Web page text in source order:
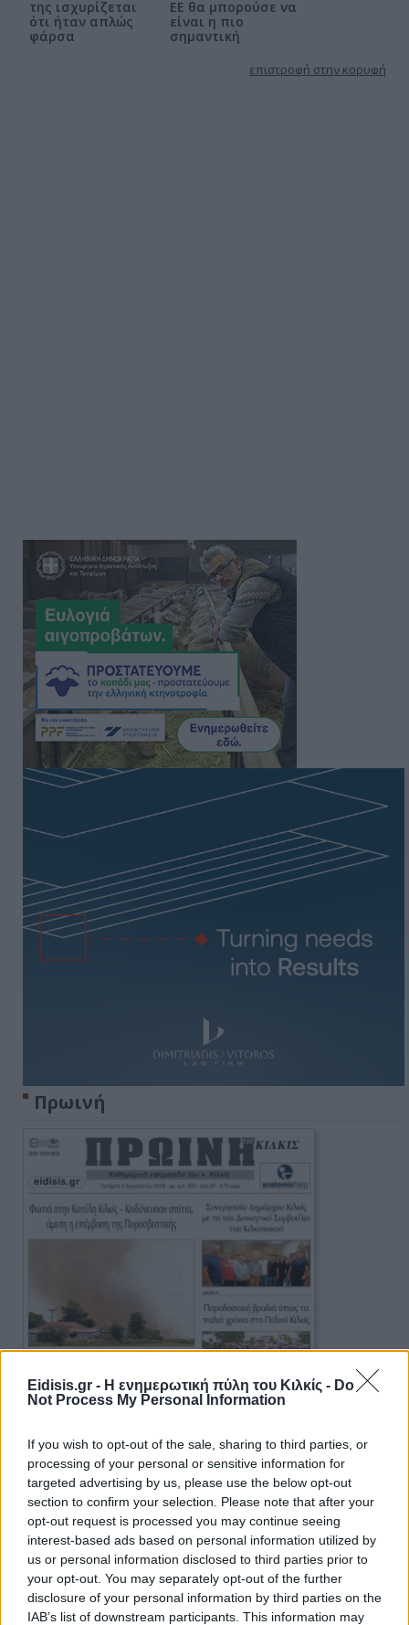
Eidisis.gr - Η ενημερωτική πύλη του Κιλκίς - Do
Not Process My Personal Information
If you wish to opt-out of the sale, sharing to third parties, or
processing of your personal or sensitive information for
targeted advertising by us, please use the below opt-out
section to confirm your selection. Please note that after your
opt-out request is processed you may continue seeing
interest-based ads based on personal information utilized by
us or personal information disclosed to third parties prior to
your opt-out. You may separately opt-out of the further
disclosure of your personal information by third parties on the
IAB’s list of downstream participants. This information may
της ισχυρίζεται
ότι ήταν απλώς
φάρσα
ΕΕ θα μπορούσε να
είναι η πιο
σημαντική
επιστροφή στην κορυφή
Πρωινή
Πρωινή 5-8-2026
Ειδήσεις